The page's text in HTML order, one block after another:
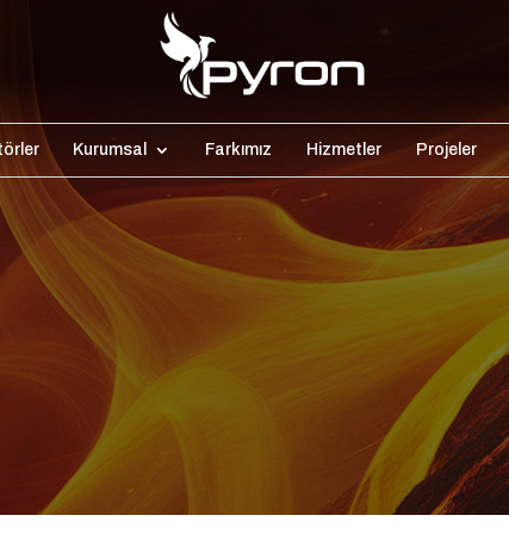
Kurumsal Farkımız Hizmetler Projeler